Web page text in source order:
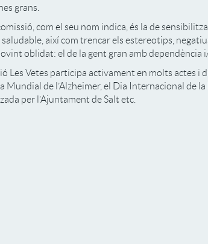
grans.
com el seu nom indica, és la de
així com trencar els estereotips,
oblidat: el de la gent gran amb dependència
Les Vetes participa activament en molts actes i
Mundial de l’Alzheimer, el Dia Internacional de
per l’Ajuntament de Salt etc.